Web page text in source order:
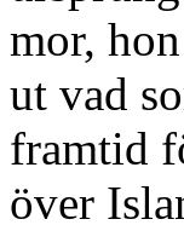
mor,
ut vad
framtid
över